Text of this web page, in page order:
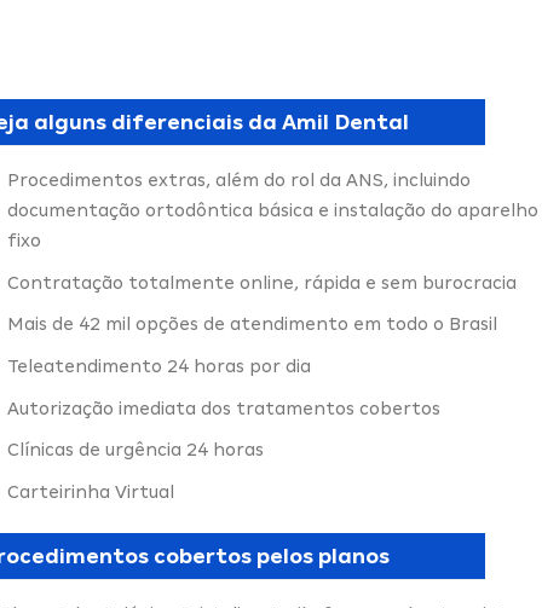
alguns diferenciais da Amil Dental
Procedimentos extras, além do rol da ANS, incluindo
documentação ortodôntica básica e instalação do aparelho
fixo
Contratação totalmente online, rápida e sem burocracia
Mais de 42 mil opções de atendimento em todo o Brasil
Teleatendimento 24 horas por dia
Autorização imediata dos tratamentos cobertos
Clínicas de urgência 24 horas
Carteirinha Virtual
cobertos pelos planos